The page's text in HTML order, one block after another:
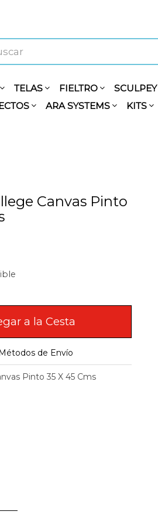
TELAS FIELTRO SCULPEY
ARA SYSTEMS KITS
Canvas Pinto
a la Cesta
de Envío
Pinto 35 X 45 Cms